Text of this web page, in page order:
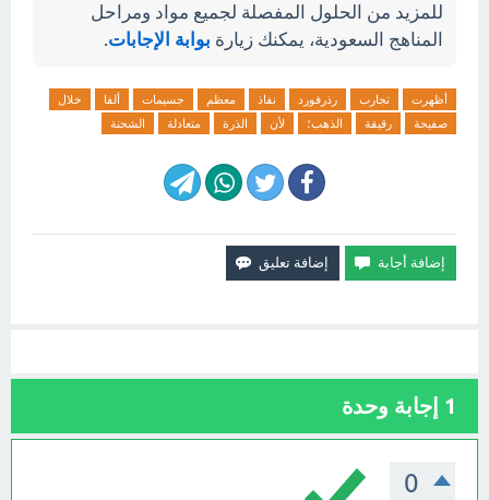
للمزيد من الحلول المفصلة لجميع مواد ومراحل
المناهج السعودية، يمكنك زيارة بوابة الإجابات.
أظهرت تجارب رذرفورد نفاذ معظم جسيمات ألفا
خلال
صفيحة
رقيقة الذهب؛ لأن الذرة متعادلة الشحنة
1 إجابة وحدة
0